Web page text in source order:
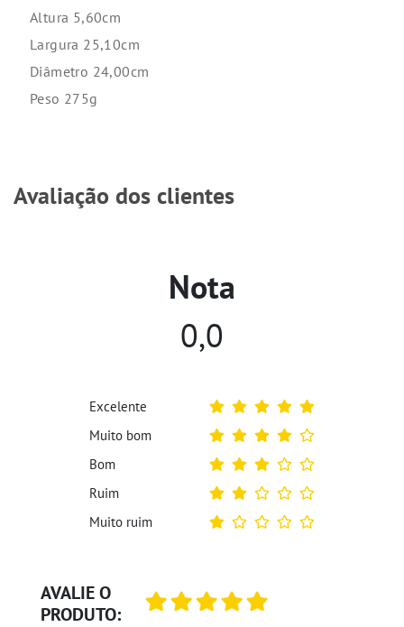
Altura 5,60cm
Largura 25,10cm
Diâmetro 24,00cm
Peso 275g
Avaliação dos clientes
AVALIE O
PRODUTO:
Nota
0,0
Excelente
Muito bom
Bom
Ruim
Muito ruim